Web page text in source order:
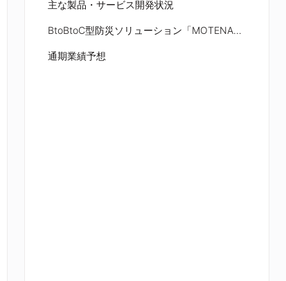
主な製品・サービス開発状況
BtoBtoC型防災ソリューション「MOTENAZ CLOUD」のサービス概要
通期業績予想